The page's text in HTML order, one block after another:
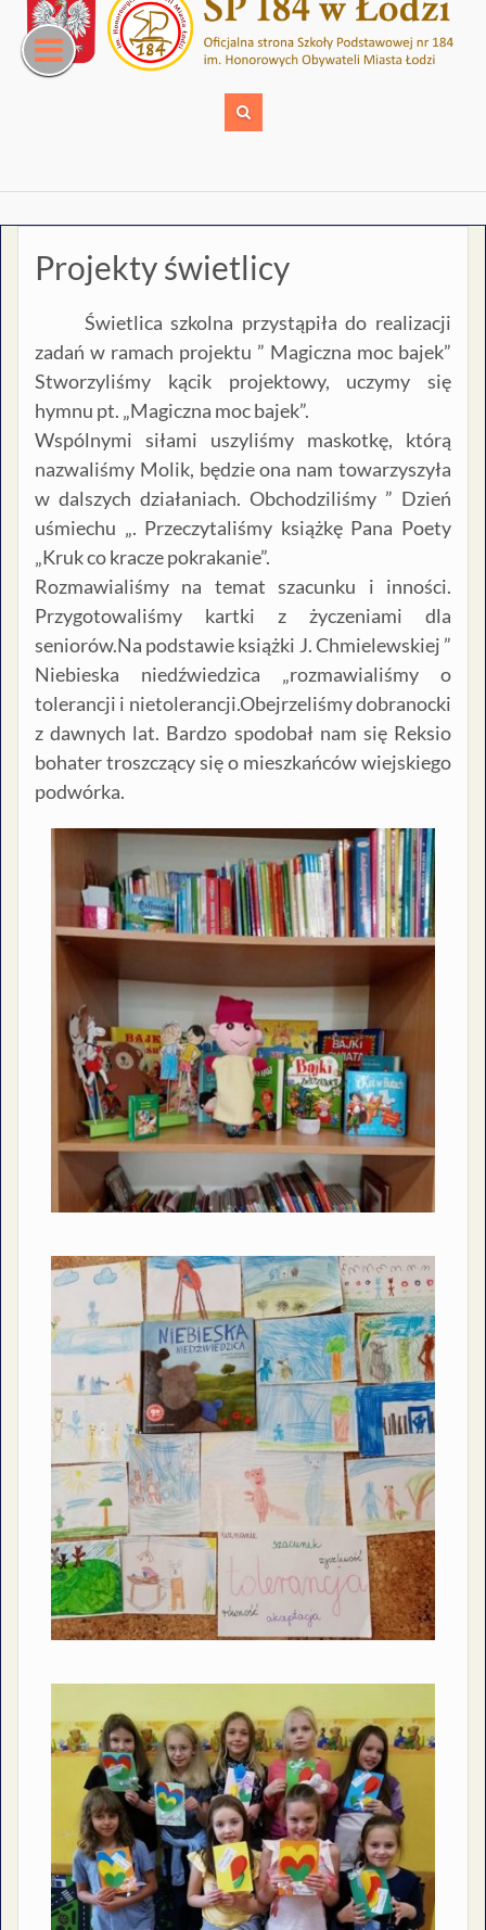
content
Projekty świetlicy
Świetlica szkolna przystąpiła do realizacji
zadań w ramach projektu ” Magiczna moc bajek”
Stworzyliśmy kącik projektowy, uczymy się
hymnu pt. „Magiczna moc bajek”.
Wspólnymi siłami uszyliśmy maskotkę, którą
nazwaliśmy Molik, będzie ona nam towarzyszyła
w dalszych działaniach. Obchodziliśmy ” Dzień
uśmiechu „. Przeczytaliśmy książkę Pana Poety
„Kruk co kracze pokrakanie”.
Rozmawialiśmy na temat szacunku i inności.
Przygotowaliśmy kartki z życzeniami dla
seniorów.Na podstawie książki J. Chmielewskiej ”
Niebieska niedźwiedzica „rozmawialiśmy o
tolerancji i nietolerancji.Obejrzeliśmy dobranocki
z dawnych lat. Bardzo spodobał nam się Reksio
bohater troszczący się o mieszkańców wiejskiego
podwórka.